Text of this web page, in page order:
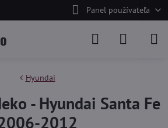
Panel používateľa
Hyundai
- Hyundai Santa Fe
2012